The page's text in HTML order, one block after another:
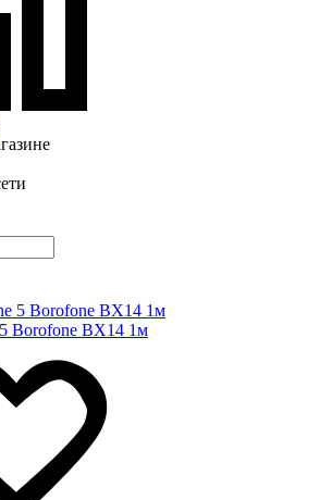
Borofone BX14 1м